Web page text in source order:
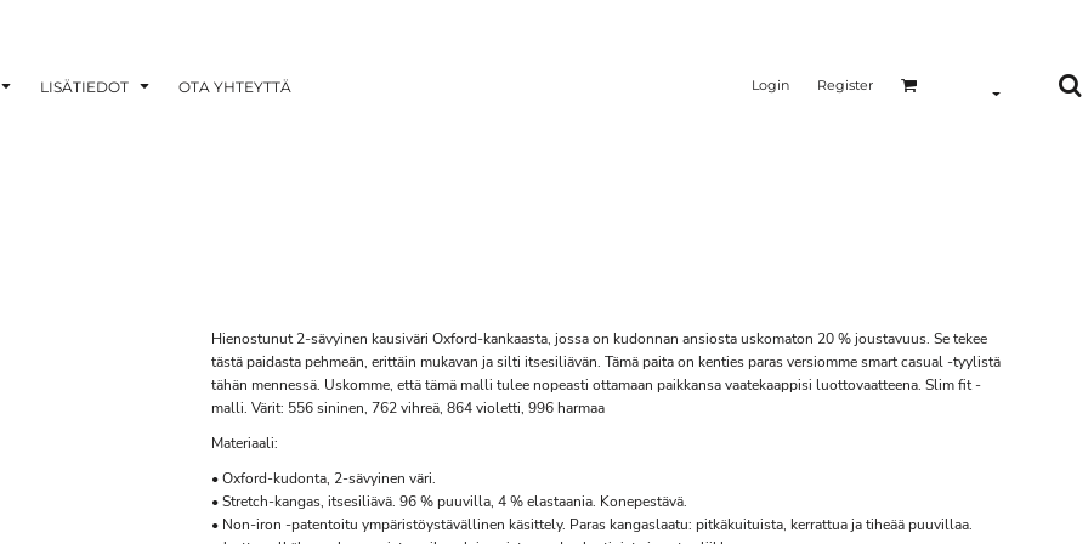
LISÄTIEDOT OTA YHTEYTTÄ Login Register
Hienostunut 2-sävyinen kausiväri Oxford-kankaasta, jossa on kudonnan ansiosta uskomaton 20 % joustavuus. Se tekee
tästä paidasta pehmeän, erittäin mukavan ja silti itsesiliävän. Tämä paita on kenties paras versiomme smart casual -tyylistä
tähän mennessä. Uskomme, että tämä malli tulee nopeasti ottamaan paikkansa vaatekaappisi luottovaatteena. Slim fit -
malli. Värit: 556 sininen, 762 vihreä, 864 violetti, 996 harmaa
Materiaali:
• Oxford-kudonta, 2-sävyinen väri.
• Stretch-kangas, itsesiliävä. 96 % puuvilla, 4 % elastaania. Konepestävä.
• Non-iron -patentoitu ympäristöystävällinen käsittely. Paras kangaslaatu: pitkäkuituista, kerrattua ja tiheää puuvillaa.